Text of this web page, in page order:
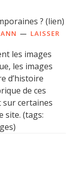
? (lien)
LAISSER
les images
les images
d’histoire
de ces
sur certaines
site. (tags: